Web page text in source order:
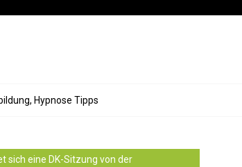
, Hypnose Tipps
sich eine DK-Sitzung von der